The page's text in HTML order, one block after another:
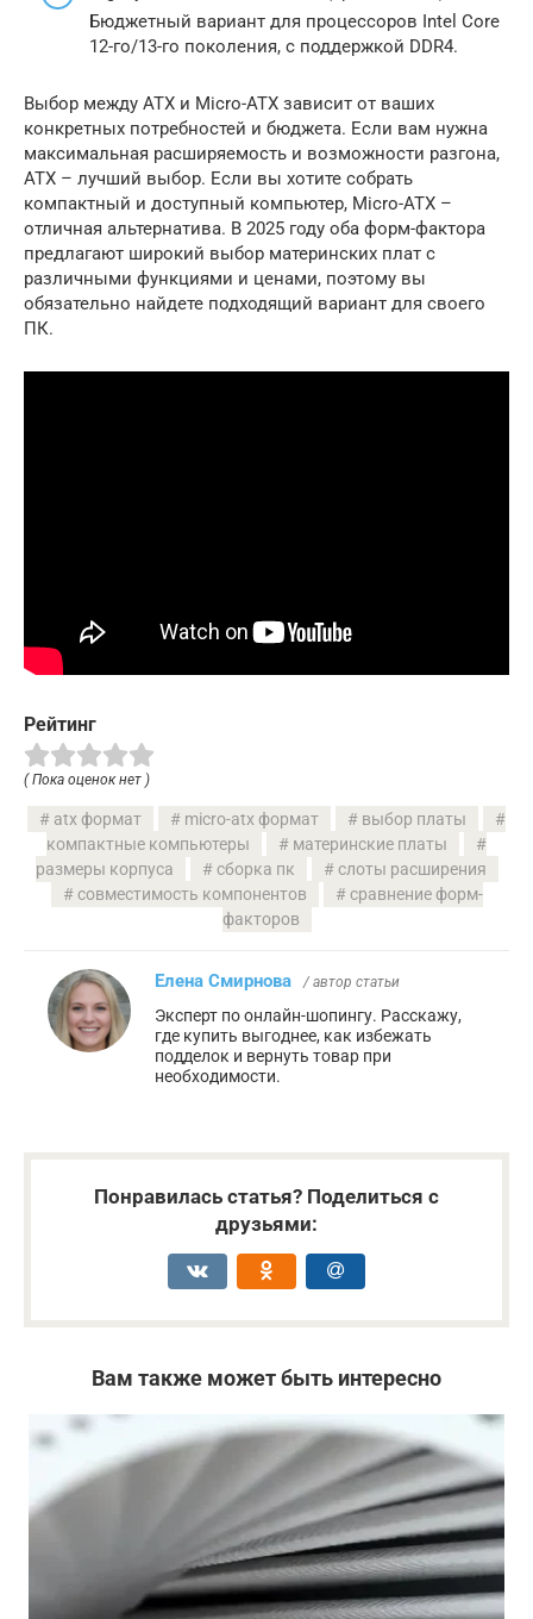
Бюджетный вариант для процессоров Intel Core
12-го/13-го поколения, с поддержкой DDR4.
Выбор между ATX и Micro-ATX зависит от ваших
конкретных потребностей и бюджета. Если вам нужна
максимальная расширяемость и возможности разгона,
ATX – лучший выбор. Если вы хотите собрать
компактный и доступный компьютер, Micro-ATX –
отличная альтернатива. В 2025 году оба форм-фактора
предлагают широкий выбор материнских плат с
различными функциями и ценами, поэтому вы
обязательно найдете подходящий вариант для своего
ПК.
Рейтинг
( Пока оценок нет )
atx формат micro-atx формат
выбор платы
компактные компьютеры
материнские платы
размеры корпуса
сборка пк
слоты расширения
совместимость компонентов
сравнение форм-
факторов
Елена Смирнова / автор статьи
Эксперт по онлайн-шопингу. Расскажу,
где купить выгоднее, как избежать
подделок и вернуть товар при
необходимости.
Понравилась статья? Поделиться с
друзьями:
Вам также может быть интересно